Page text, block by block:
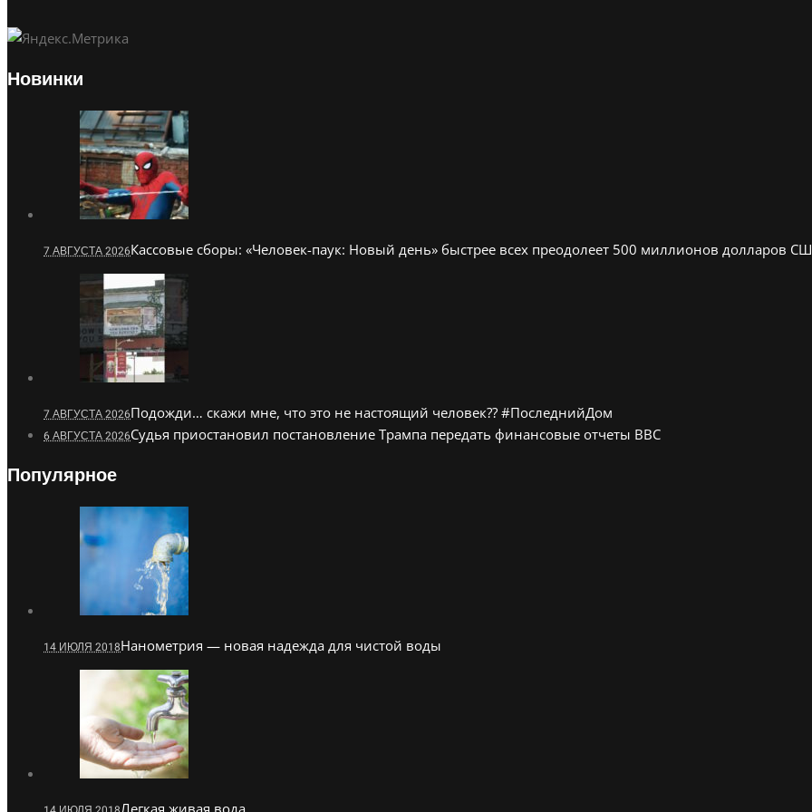
Новинки
7 АВГУСТА 2026Кассовые сборы: «Человек-паук: Новый день» быстрее всех преодолеет 500 миллионов долларов
7 АВГУСТА 2026Подожди… скажи мне, что это не настоящий человек?? #ПоследнийДом
6 АВГУСТА 2026Судья приостановил постановление Трампа передать финансовые отчеты BBC
Популярное
14 ИЮЛЯ 2018Нанометрия — новая надежда для чистой воды
Легкая живая вода